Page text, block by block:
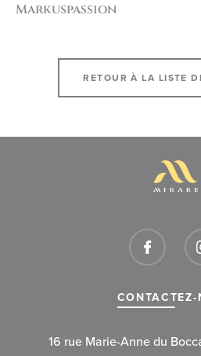
Markuspassion
RETOUR À LA LISTE
CONTACTEZ-
16 rue Marie-Anne du